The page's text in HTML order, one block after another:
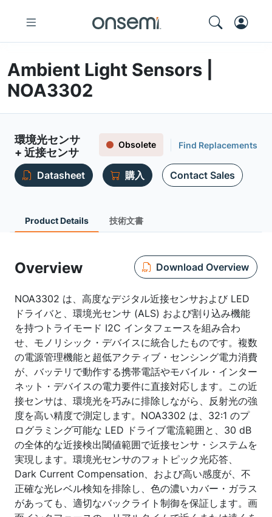
Ambient Light Sensors |
NOA3302
環境光センサ
+ 近接センサ
Obsolete Find Replacements
Datasheet 購入 Contact Sales
Product Details 技術文書
Overview Download Overview
NOA3302 は、高度なデジタル近接センサおよび LED
ドライバと、環境光センサ (ALS) および割り込み機能
を持つトライモード I2C インタフェースを組み合わ
せ、モノリシック・デバイスに統合したものです。複数
の電源管理機能と超低アクティブ・センシング電力消費
が、バッテリで動作する携帯電話やモバイル・インター
ネット・デバイスの電力要件に直接対応します。この近
接センサは、環境光を巧みに排除しながら、反射光の強
度を高い精度で測定します。NOA3302 は、32:1 のプ
ログラミング可能な LED ドライブ電流範囲と、30 dB
の全体的な近接検出閾値範囲で近接センサ・システムを
実現します。環境光センサのフォトピック光応答、
Dark Current Compensation、および高い感度が、不
正確な光レベル検知を排除し、色の濃いカバー・ガラス
があっても、適切なバックライト制御を保証します。画